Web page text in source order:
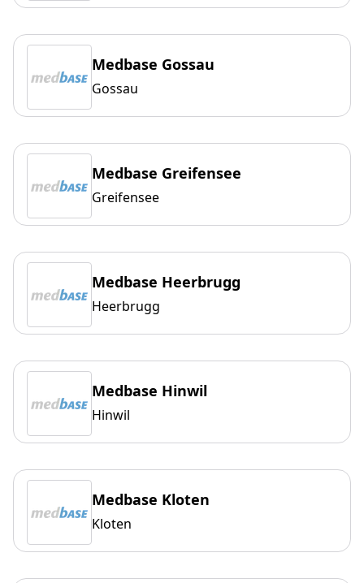
Medbase Gossau
Gossau
Medbase Greifensee
Greifensee
Medbase Heerbrugg
Heerbrugg
Medbase Hinwil
Hinwil
Medbase Kloten
Kloten